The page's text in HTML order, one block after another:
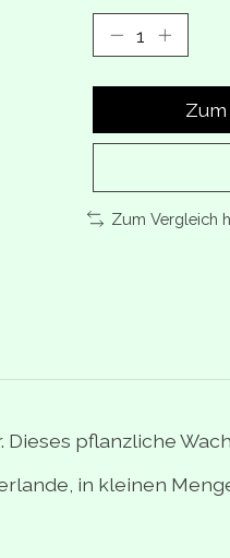
Zum Vergleich
pflanzliche
in kleinen